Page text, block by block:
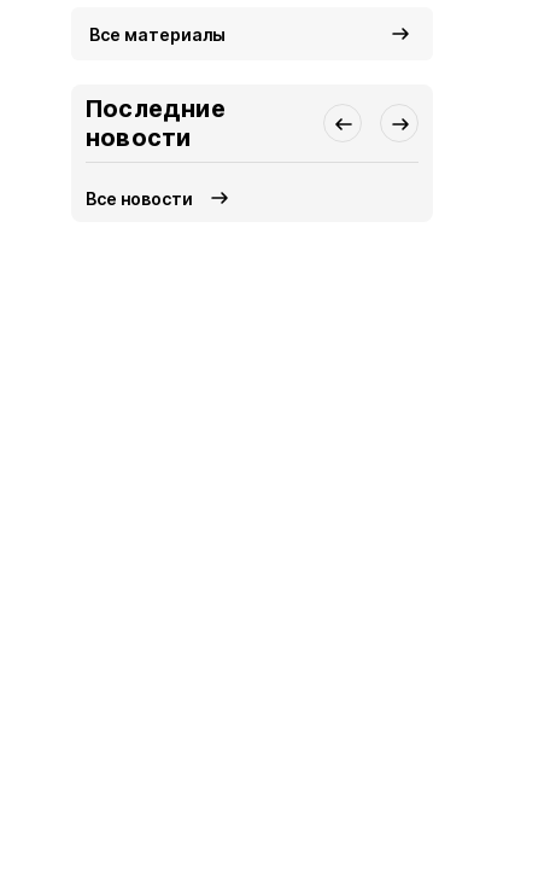
Все материалы
Последние
новости
Все новости